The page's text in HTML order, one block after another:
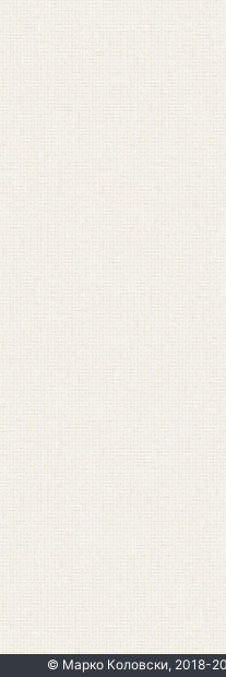
© Марко Коловски, 2018-